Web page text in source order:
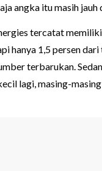
angka itu masih jauh
tercatat
hanya 1,5 persen
terbarukan.
lagi, masing-